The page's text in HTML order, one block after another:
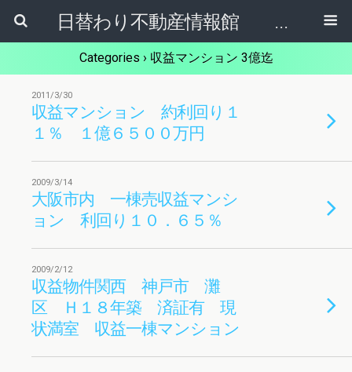
日替わり不動産情報館 リア･ライブログ
Categories › 収益マンション 3億迄
2011/3/30
収益マンション 約利回り１
１％ １億６５００万円
2009/3/14
大阪市内 一棟売収益マンシ
ョン 利回り１０．６５％
2009/2/12
収益物件関西 神戸市 灘
区 Ｈ１８年築 済証有 現
状満室 収益一棟マンション